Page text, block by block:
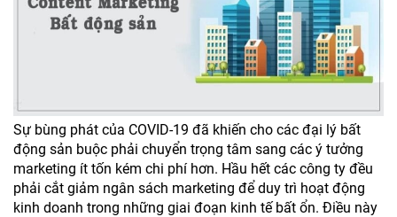
Sự bùng phát của COVID-19 đã khiến cho các đại lý bất
động sản buộc phải chuyển trọng tâm sang các ý tưởng
marketing ít tốn kém chi phí hơn. Hầu hết các công ty đều
phải cắt giảm ngân sách marketing để duy trì hoạt động
kinh doanh trong những giai đoạn kinh tế bất ổn. Điều này